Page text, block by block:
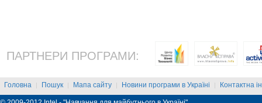
ПАРТНЕРИ ПРОГРАМИ:
Головна | Пошук | Мапа сайту | Новини програми в Україні | Контактна